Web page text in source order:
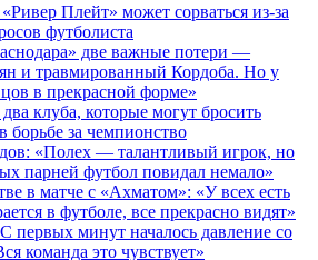
Плейт» может сорваться из‑за
футболиста
две важные потери —
и травмированный Кордоба. Но у
в прекрасной форме»
клуба, которые могут бросить
борьбе за чемпионство
«Полех — талантливый игрок, но
парней футбол повидал немало»
в матче с «Ахматом»: «У всех есть
в футболе, все прекрасно видят»
первых минут началось давление со
команда это чувствует»